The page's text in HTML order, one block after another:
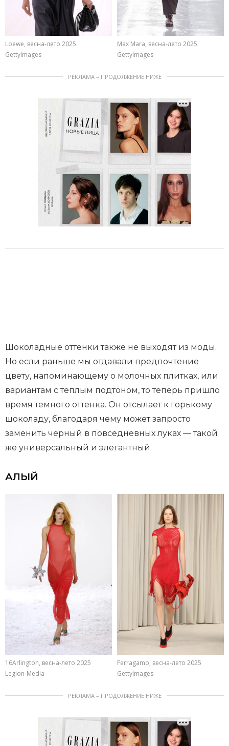
Loewe, весна-лето 2025
GettyImages
Max Mara, весна-лето 2025
GettyImages
РЕКЛАМА – ПРОДОЛЖЕНИЕ НИЖЕ
Шоколадные оттенки также не выходят из моды.
Но если раньше мы отдавали предпочтение
цвету, напоминающему о молочных плитках, или
вариантам с теплым подтоном, то теперь пришло
время темного оттенка. Он отсылает к горькому
шоколаду, благодаря чему может запросто
заменить черный в повседневных луках — такой
же универсальный и элегантный.
АЛЫЙ
16Arlington, весна-лето 2025
Legion-Media
Ferragamo, весна-лето 2025
GettyImages
РЕКЛАМА – ПРОДОЛЖЕНИЕ НИЖЕ